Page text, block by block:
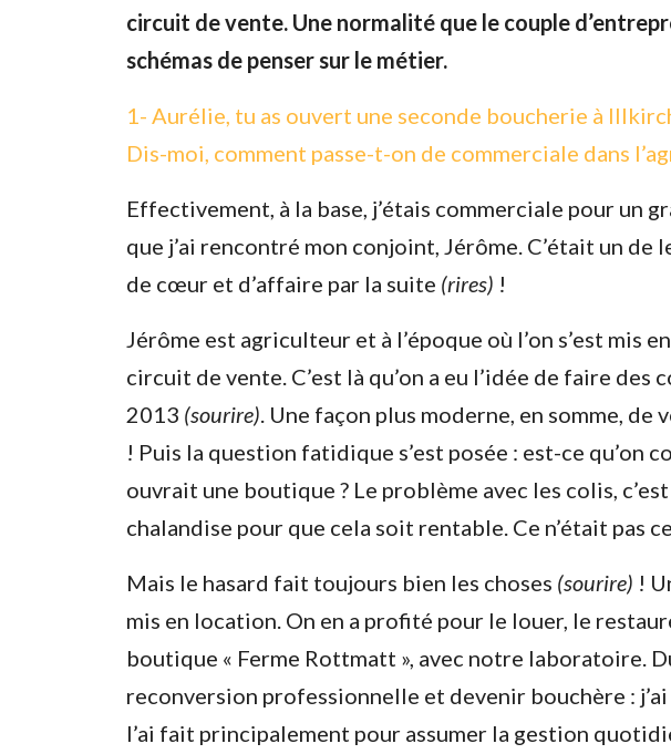
ADOPTE
Envie d’en
Prénom *
Nom*
circuit de vente. Une normalité que le couple
schémas de penser sur le métier.
1- Aurélie, tu as ouvert une seconde boucherie à
Dis-moi, comment passe-t-on de commerciale dans
Effectivement, à la base, j’étais commerciale pour un
que j’ai rencontré mon conjoint, Jérôme. C’était un de
de cœur et d’affaire par la suite (rires) !
Jérôme est agriculteur et à l’époque où l’on s’est mis
circuit de vente. C’est là qu’on a eu l’idée de faire des
2013 (sourire) . Une façon plus moderne, en somme,
! Puis la question fatidique s’est posée : est-ce qu’on
ouvrait une boutique ? Le problème avec les colis,
chalandise pour que cela soit rentable. Ce n’était pas
Mais le hasard fait toujours bien les choses (sourire) !
mis en location. On en a profité pour le louer, le
boutique « Ferme Rottmatt », avec notre laboratoire.
reconversion professionnelle et devenir bouchère :
l’ai fait principalement pour assumer la gestion